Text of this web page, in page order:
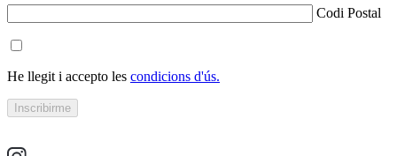
Codi Postal
He llegit i accepto les condicions d'ús.